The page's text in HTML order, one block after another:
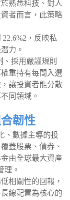
熟悉科技、對人
者而言，此策略
，反映私
力。
、採用嚴謹規則
重持有每間入選
讓投資者能分散
同領域。
韌性
、數據主導的投
蓋股票、債券、
由全球最大資產
理。
相關性的回報，
線配置為核心的